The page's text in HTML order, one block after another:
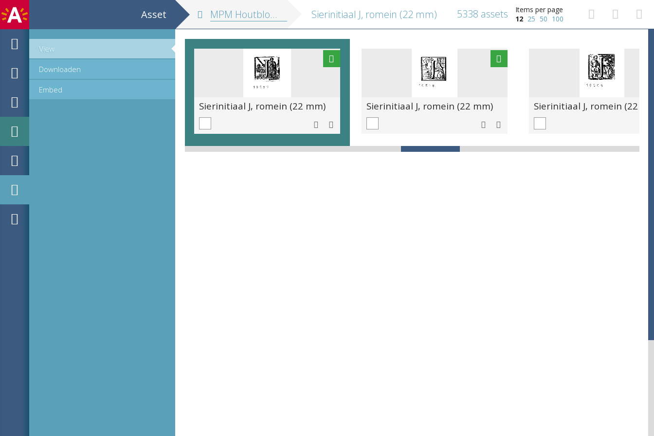
Asset
View
Downloaden
Embed
MPM Houtblokken vol. 4: Drukkersmerken, ornamenten, initialen, varia Sierinitiaal J, romein (22 mm)
Items per page
12 25 50 100
5338 assets
Sierinitiaal J, romein (22 mm) Sierinitiaal J, romein (22 mm) Sierinitiaal J, romein (22